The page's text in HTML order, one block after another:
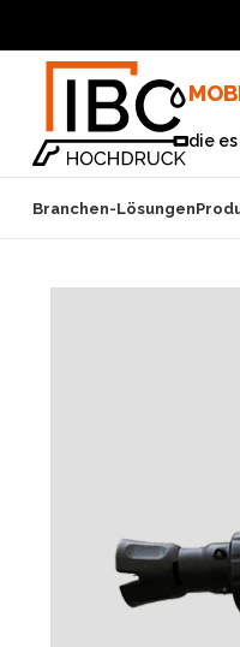
die
Branchen-Lösungen